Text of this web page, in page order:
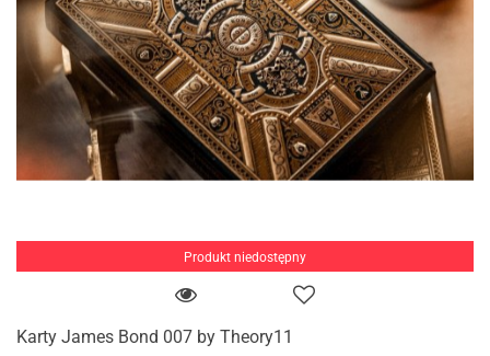
Produkt niedostępny
Karty James Bond 007 by Theory11